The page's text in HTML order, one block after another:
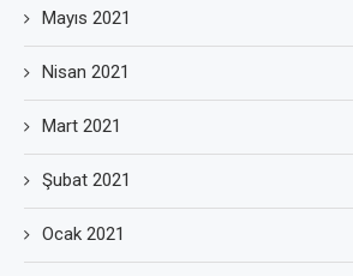
Mayıs 2021
Nisan 2021
Mart 2021
Şubat 2021
Ocak 2021